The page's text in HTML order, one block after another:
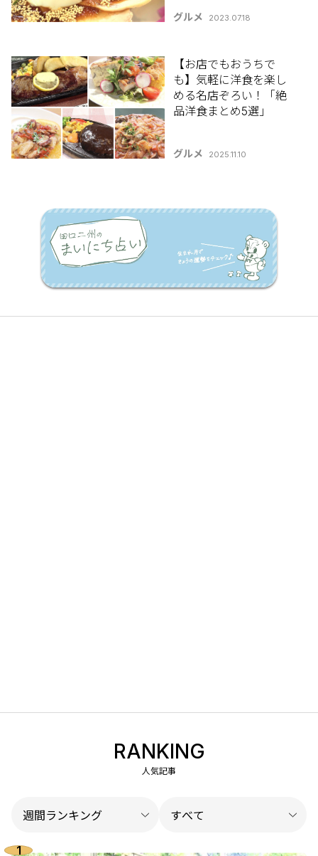
グルメ 2023.07.18
【お店でもおうちで
も】気軽に洋食を楽し
める名店ぞろい！「絶
品洋食まとめ5選」
グルメ 2025.11.10
RANKING
人気記事